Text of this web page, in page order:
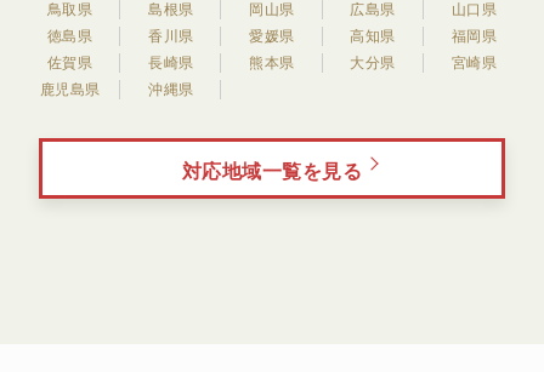
鳥取県
島根県 岡山県 広島県
山口県
徳島県
香川県 愛媛県 高知県
福岡県
佐賀県
長崎県 熊本県 大分県
宮崎県
鹿児島県
沖縄県
対応地域一覧を見る